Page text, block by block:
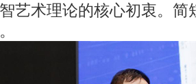
艺术理论的核心初衷。简